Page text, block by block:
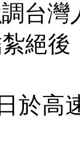
台
絕
於